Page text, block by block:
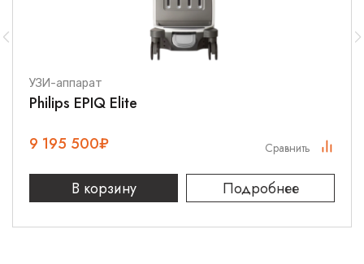
УЗИ-аппарат
Philips EPIQ Elite
9 195 500₽
В корзину Подробнее
Сравнить